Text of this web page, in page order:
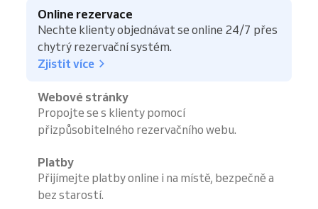
Online rezervace
Nechte klienty objednávat se online 24/7 přes
chytrý rezervační systém.
Zjistit více
Webové stránky
Propojte se s klienty pomocí
přizpůsobitelného rezervačního webu.
Platby
Přijímejte platby online i na místě, bezpečně a
bez starostí.